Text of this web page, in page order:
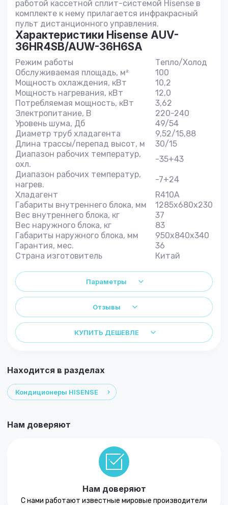
работой кассетной сплит-системой Hisense в
комплекте к нему прилагается инфракрасный
пульт дистанционного управления.
Характеристики Hisense AUV-
36HR4SB/AUW-36H6SA
Режим работы
Тепло/Холод
Обслуживаемая площадь, м²
100
Мощность охлаждения, кВт
10,2
Мощность нагревания, кВт
12,0
Потребляемая мощность, кВт
3,62
Электропитание, В
220-240
Уровень шума, Дб
49/54
Диаметр труб хладагента
9,52/15,88
Длина трассы/перепад высот, м
30/15
Диапазон рабочих температур,
охл.
-35+43
Диапазон рабочих температур,
нагрев.
-7+24
Хладагент
R410A
Габариты внутреннего блока, мм
1285x680x230
Вес внутреннего блока, кг
37
Вес наружного блока, кг
83
Габариты наружного блока, мм
950x840x340
Гарантия, мес.
36
Страна изготовитель
Китай
Параметры
Отзывы
КУПИТЬ ДЕШЕВЛЕ
Находится в разделах
Кондиционеры HISENSE
Нам доверяют
Нам доверяют
С нами работают известные мировые производители